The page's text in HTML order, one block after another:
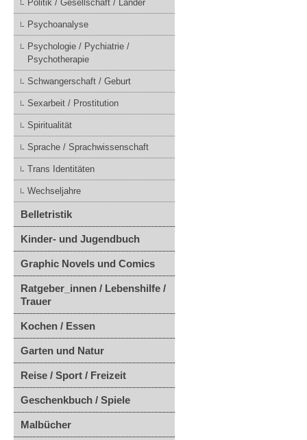
Politik / Gesellschaft / Länder
Psychoanalyse
Psychologie / Pychiatrie /
Psychotherapie
Schwangerschaft / Geburt
Sexarbeit / Prostitution
Spiritualität
Sprache / Sprachwissenschaft
Trans Identitäten
Wechseljahre
Belletristik
Kinder- und Jugendbuch
Graphic Novels und Comics
Ratgeber_innen / Lebenshilfe /
Trauer
Kochen / Essen
Garten und Natur
Reise / Sport / Freizeit
Geschenkbuch / Spiele
Malbücher